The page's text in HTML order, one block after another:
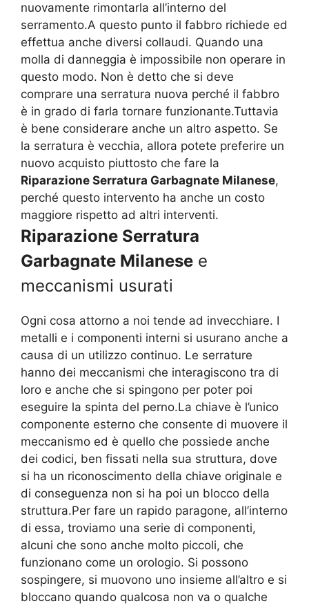
nuovamente rimontarla all’interno del
serramento.A questo punto il fabbro richiede ed
effettua anche diversi collaudi. Quando una
molla di danneggia è impossibile non operare in
questo modo. Non è detto che si deve
comprare una serratura nuova perché il fabbro
è in grado di farla tornare funzionante.Tuttavia
è bene considerare anche un altro aspetto. Se
la serratura è vecchia, allora potete preferire un
nuovo acquisto piuttosto che fare la
Riparazione Serratura Garbagnate Milanese,
perché questo intervento ha anche un costo
maggiore rispetto ad altri interventi.
Riparazione Serratura
Garbagnate Milanese e
meccanismi usurati
Ogni cosa attorno a noi tende ad invecchiare. I
metalli e i componenti interni si usurano anche a
causa di un utilizzo continuo. Le serrature
hanno dei meccanismi che interagiscono tra di
loro e anche che si spingono per poter poi
eseguire la spinta del perno.La chiave è l’unico
componente esterno che consente di muovere il
meccanismo ed è quello che possiede anche
dei codici, ben fissati nella sua struttura, dove
si ha un riconoscimento della chiave originale e
di conseguenza non si ha poi un blocco della
struttura.Per fare un rapido paragone, all’interno
di essa, troviamo una serie di componenti,
alcuni che sono anche molto piccoli, che
funzionano come un orologio. Si possono
sospingere, si muovono uno insieme all’altro e si
bloccano quando qualcosa non va o qualche